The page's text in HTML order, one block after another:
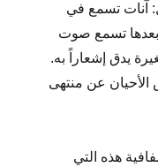
آنات تسمع في
تسمع صوت
يدق إشعاراً به.
عن منتهى
هذه التي